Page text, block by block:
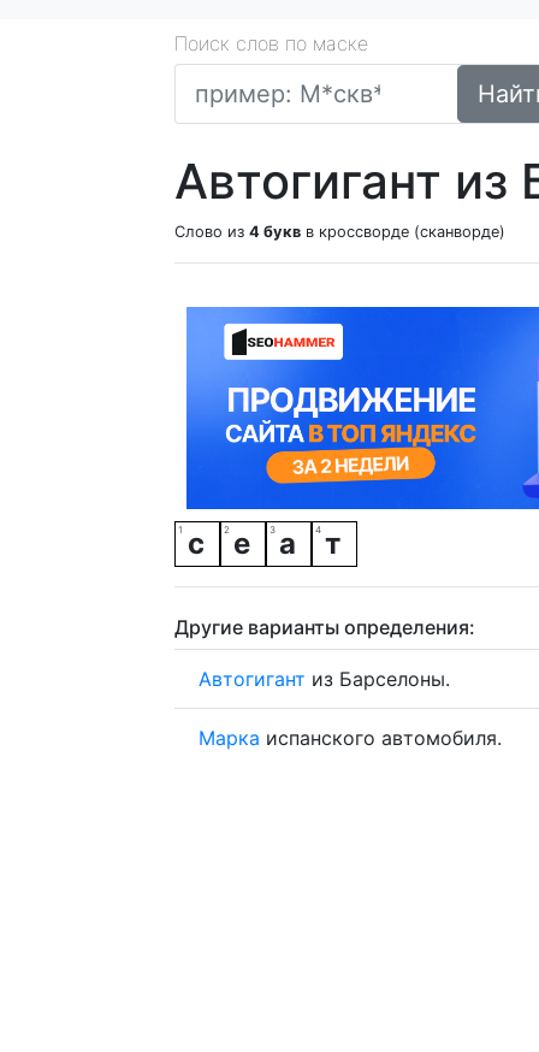
Поиск слов по маске
Автогигант
Слово из 4 букв в кроссворде (сканворде)
с е а т
Другие варианты определения:
Автогигант из Барселоны.
Марка испанского автомобиля.